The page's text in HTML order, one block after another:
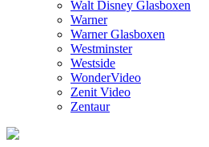
Walt Disney Glasboxen
Warner
Warner Glasboxen
Westminster
Westside
WonderVideo
Zenit Video
Zentaur